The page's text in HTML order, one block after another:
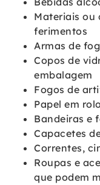
Materiais ou
ferimentos
Armas de
Copos de
embalagem
Fogos de
Papel em
Bandeiras e
Capacetes
Correntes,
Roupas e
que podem